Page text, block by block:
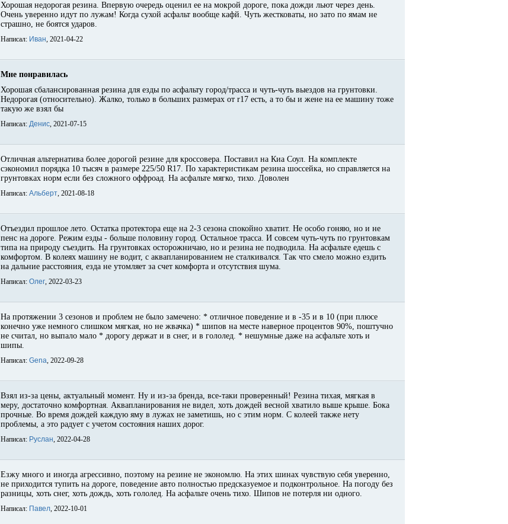
Хорошая недорогая резина. Впервую очередь оценил ее на мокрой дороге, пока дожди льют через день.
Очень уверенно идут по лужам! Когда сухой асфальт вообще кафй. Чуть жестковаты, но зато по ямам не
страшно, не боятся ударов.
Написал: Иван, 2021-04-22
Мне понравилась
Хорошая сбалансированная резина для езды по асфальту город/трасса и чуть-чуть выездов на грунтовки.
Недорогая (относительно). Жалко, только в больших размерах от r17 есть, а то бы и жене на ее машину тоже
такую же взял бы
Написал: Денис, 2021-07-15
Отличная альтернатива более дорогой резине для кроссовера. Поставил на Киа Соул. На комплекте
сэкономил порядка 10 тысяч в размере 225/50 R17. По характеристикам резина шоссейка, но справляется на
грунтовках норм если без сложного оффроад. На асфальте мягко, тихо. Доволен
Написал: Альберт, 2021-08-18
Отъездил прошлое лето. Остатка протектора еще на 2-3 сезона спокойно хватит. Не особо гоняю, но и не
пенс на дороге. Режим езды - больше половину город. Остальное трасса. И совсем чуть-чуть по грунтовкам
типа на природу съездить. На грунтовках осторожничаю, но и резина не подводила. На асфальте едешь с
комфортом. В колеях машину не водит, с аквапланированием не сталкивался. Так что смело можно ездить
на дальние расстояния, езда не утомляет за счет комфорта и отсутствия шума.
Написал: Олег, 2022-03-23
На протяжении 3 сезонов и проблем не было замечено: * отличное поведение и в -35 и в 10 (при плюсе
конечно уже немного слишком мягкая, но не жвачка) * шипов на месте наверное процентов 90%, поштучно
не считал, но выпало мало * дорогу держат и в снег, и в гололед. * нешумные даже на асфальте хоть и
шипы.
Написал: Gena, 2022-09-28
Взял из-за цены, актуальный момент. Ну и из-за бренда, все-таки проверенный! Резина тихая, мягкая в
меру, достаточно комфортная. Аквапланирования не видел, хоть дождей весной хватило выше крыше. Бока
прочные. Во время дождей каждую яму в лужах не заметишь, но с этим норм. С колеей также нету
проблемы, а это радует с учетом состояния наших дорог.
Написал: Руслан, 2022-04-28
Езжу много и иногда агрессивно, поэтому на резине не экономлю. На этих шинах чувствую себя уверенно,
не приходится тупить на дороге, поведение авто полностью предсказуемое и подконтрольное. На погоду без
разницы, хоть снег, хоть дождь, хоть гололед. На асфальте очень тихо. Шипов не потерля ни одного.
Написал: Павел, 2022-10-01